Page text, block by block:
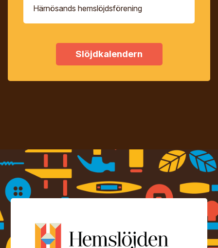
Härnösands hemslöjdsförening
Slöjdkalendern